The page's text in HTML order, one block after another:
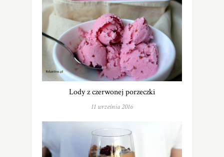
Lody z czerwonej porzeczki
11 września 2016